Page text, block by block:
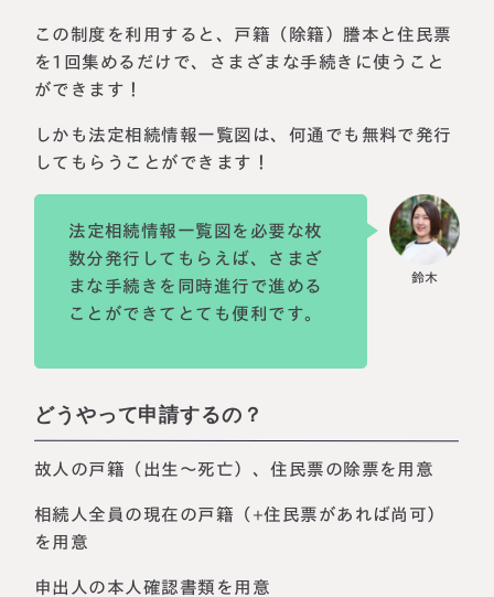
この制度を利用すると、戸籍（除籍）謄本と住民票
を1回集めるだけで、さまざまな手続きに使うこと
ができます！
しかも法定相続情報一覧図は、何通でも無料で発行
してもらうことができます！
法定相続情報一覧図を必要な枚
数分発行してもらえば、さまざ
まな手続きを同時進行で進める
ことができてとても便利です。
どうやって申請するの？
故人の戸籍（出生～死亡）、住民票の除票を用意
相続人全員の現在の戸籍（+住民票があれば尚可）
を用意
申出人の本人確認書類を用意